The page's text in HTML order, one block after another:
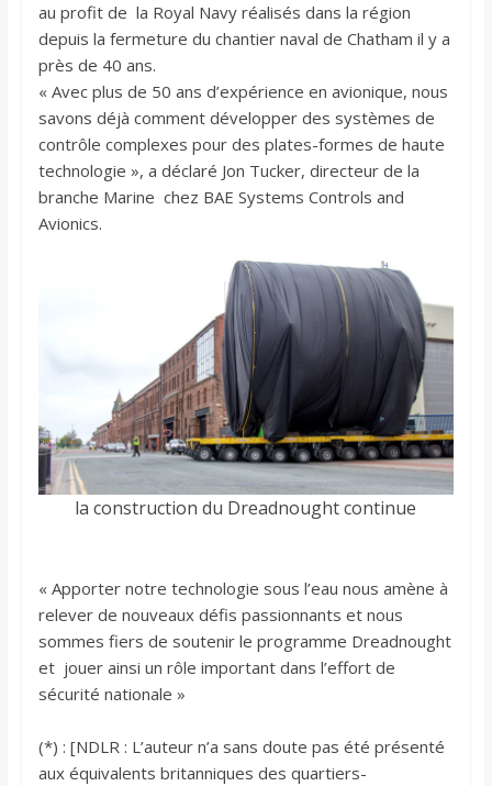
au profit de la Royal Navy réalisés dans la région
depuis la fermeture du chantier naval de Chatham il y a
près de 40 ans.
« Avec plus de 50 ans d’expérience en avionique, nous
savons déjà comment développer des systèmes de
contrôle complexes pour des plates-formes de haute
technologie », a déclaré Jon Tucker, directeur de la
branche Marine chez BAE Systems Controls and
Avionics.
la construction du Dreadnought continue
« Apporter notre technologie sous l’eau nous amène à
relever de nouveaux défis passionnants et nous
sommes fiers de soutenir le programme Dreadnought
et jouer ainsi un rôle important dans l’effort de
sécurité nationale »
(*) : [NDLR : L’auteur n’a sans doute pas été présenté
aux équivalents britanniques des quartiers-